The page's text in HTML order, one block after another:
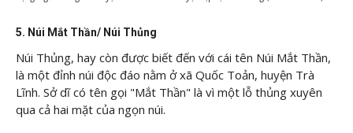
5. Núi Mắt Thần/ Núi Thủng
Núi Thủng, hay còn được biết đến với cái tên Núi Mắt Thần,
là một đỉnh núi độc đáo nằm ở xã Quốc Toản, huyện Trà
Lĩnh. Sở dĩ có tên gọi "Mắt Thần" là vì một lỗ thủng xuyên
qua cả hai mặt của ngọn núi.